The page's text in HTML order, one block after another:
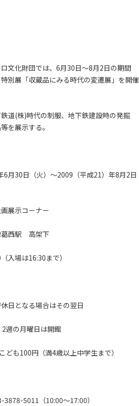
文化財団では、6月30日～8月2日の期間
別展「収蔵品にみる時代の変遷展」を開催
道(株)時代の制服、地下鉄建設時の発掘
を展示する。
月30日（火）～2009（平成21）年8月2日
展示コーナー
駅 高架下
入場は16:30まで）
る場合はその翌日
曜日は開館
も100円（満4歳以上中学生まで）
5011（10:00～17:00）